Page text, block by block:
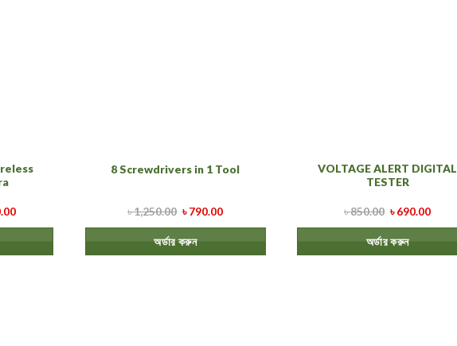
8 Screwdrivers in 1 Tool
৳1,250.00 ৳790.00
অর্ডার করুন
VOLTAGE ALERT DIGITAL
TESTER
৳850.00 ৳690.00
অর্ডার করুন